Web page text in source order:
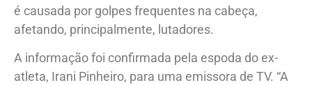
é causada por golpes frequentes na cabeça,
afetando, principalmente, lutadores.
A informação foi confirmada pela espoda do ex-
atleta, Irani Pinheiro, para uma emissora de TV. “A